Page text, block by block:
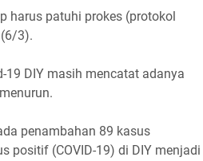
harus patuhi prokes (protokol
3).
19 DIY masih mencatat adanya
penambahan 89 kasus
positif (COVID-19) di DIY menjadi